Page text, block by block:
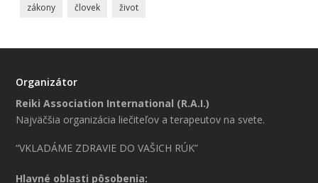
zákony človek život
Organizátor
Reiki Association International (R.A.I.)
Najväčšia organizácia liečiteľov a terapeutov na svete.
“VKLADÁME ZDRAVIE DO VAŠICH RÚK”
Hlavné oblasti pôsobenia: